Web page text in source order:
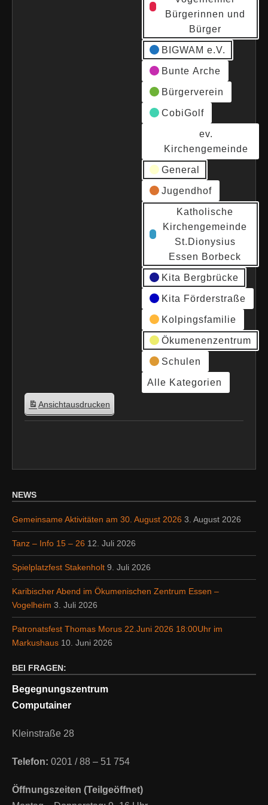
Bürgerinnen und
Bürger
BIGWAM e.V.
Bunte Arche
Bürgerverein
CobiGolf
ev.
Kirchengemeinde
General
Jugendhof
Katholische
Kirchengemeinde
St.Dionysius
Essen Borbeck
Kita Bergbrücke
Kita Förderstraße
Kolpingsfamilie
Ökumenenzentrum
Schulen
Alle Kategorien
Ansichtausdrucken
NEWS
Gemeinsame Aktivitäten am 30. August 2026 3. August 2026
Tanz – Info 15 – 26 12. Juli 2026
Spielplatzfest Stakenholt 9. Juli 2026
Karibischer Abend im Ökumenischen Zentrum Essen –
Vogelheim 3. Juli 2026
Patronatsfest Thomas Morus 22.Juni 2026 18:00Uhr im
Markushaus 10. Juni 2026
BEI FRAGEN:
Begegnungszentrum
Computainer
Kleinstraße 28
Telefon: 0201 / 88 – 51 754
Öffnungszeiten (Teilgeöffnet)